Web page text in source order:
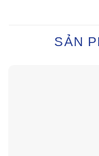
SẢN